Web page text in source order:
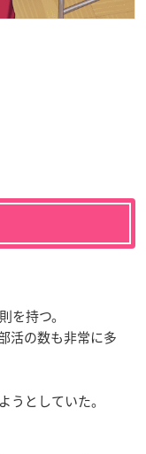
を持つ。
活の数も非常に多
うとしていた。